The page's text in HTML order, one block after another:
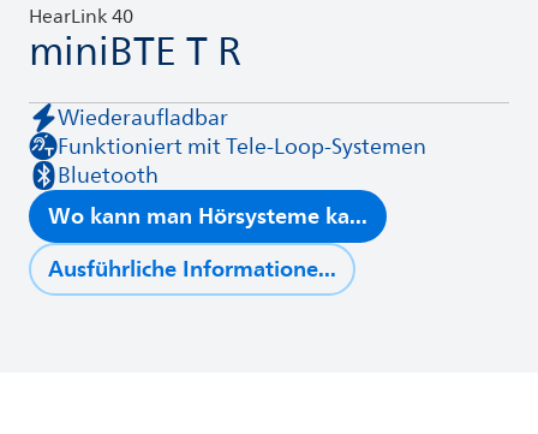
HearLink 40
miniBTE T R
Wiederaufladbar
Funktioniert mit Tele-Loop-Systemen
Bluetooth
Wo kann man Hörsysteme ka...
Ausführliche Informatione...